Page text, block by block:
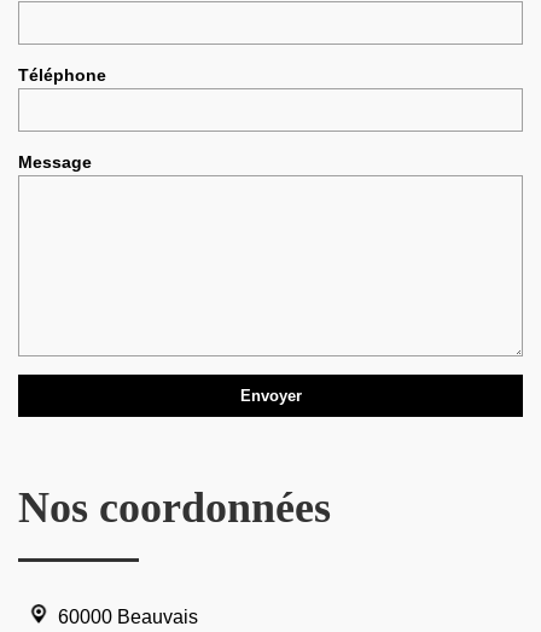
Téléphone
Message
Nos coordonnées
60000 Beauvais